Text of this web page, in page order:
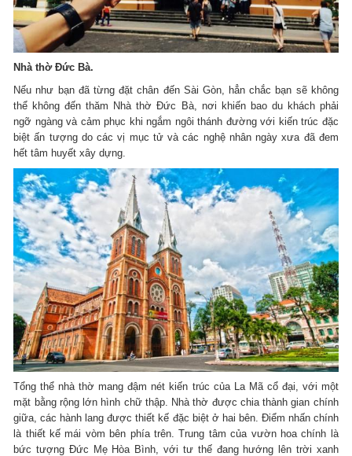
Nhà thờ Đức Bà.
Nếu như bạn đã từng đặt chân đến Sài Gòn, hẳn chắc bạn sẽ không
thể không đến thăm Nhà thờ Đức Bà, nơi khiến bao du khách phải
ngỡ ngàng và cảm phục khi ngắm ngôi thánh đường với kiến trúc đặc
biệt ấn tượng do các vị mục tử và các nghệ nhân ngày xưa đã đem
hết tâm huyết xây dựng.
Tổng thể nhà thờ mang đậm nét kiến trúc của La Mã cổ đại, với một
mặt bằng rộng lớn hình chữ thập. Nhà thờ được chia thành gian chính
giữa, các hành lang được thiết kế đặc biệt ở hai bên. Điểm nhấn chính
là thiết kế mái vòm bên phía trên. Trung tâm của vườn hoa chính là
bức tượng Đức Mẹ Hòa Bình, với tư thế đang hướng lên trời xanh